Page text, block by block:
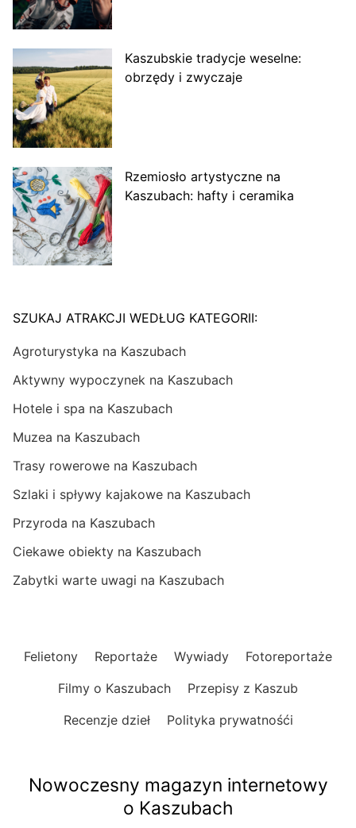
Kaszubskie tradycje weselne:
obrzędy i zwyczaje
Rzemiosło artystyczne na
Kaszubach: hafty i ceramika
SZUKAJ ATRAKCJI WEDŁUG KATEGORII:
Agroturystyka na Kaszubach
Aktywny wypoczynek na Kaszubach
Hotele i spa na Kaszubach
Muzea na Kaszubach
Trasy rowerowe na Kaszubach
Szlaki i spływy kajakowe na Kaszubach
Przyroda na Kaszubach
Ciekawe obiekty na Kaszubach
Zabytki warte uwagi na Kaszubach
Felietony Reportaże Wywiady
Fotoreportaże
Filmy o Kaszubach
Przepisy z Kaszub
Recenzje dzieł
Polityka prywatnośći
Nowoczesny magazyn internetowy
o Kaszubach